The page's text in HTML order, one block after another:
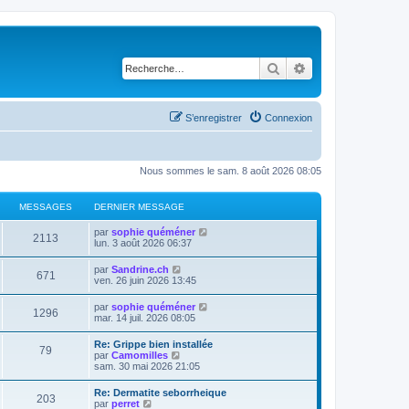
Rechercher
Connexion
S’enregistrer
Nous sommes le sam. 8 août 2026 08:05
MESSAGES DERNIER MESSAGE
2113 par sophie quéméner
d
n
i
e
e
s
lun. 3 août 2026 06:37
671 par Sandrine.ch
o
l
e
d
e
n
i
e
r
ven. 26 juin 2026 13:45
1296 par sophie quéméner
l
e
r
mar. 14 juil. 2026 08:05
79
Re: Grippe bien installée
par Camomilles
o
l
sam. 30 mai 2026 21:05
203
Re: Dermatite seborrheique
par perret